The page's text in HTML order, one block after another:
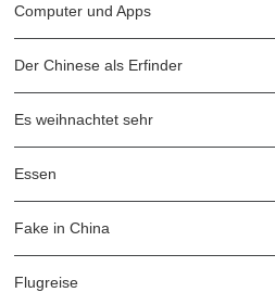
Computer und Apps
Der Chinese als Erfinder
Es weihnachtet sehr
Essen
Fake in China
Flugreise